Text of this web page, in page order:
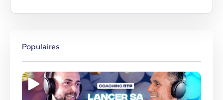
Populaires